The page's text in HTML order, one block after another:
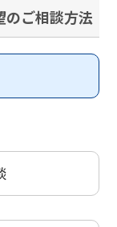
のご相談方法